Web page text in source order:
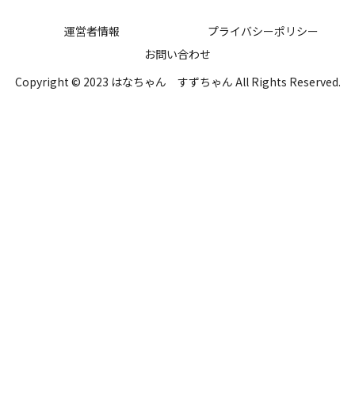
運営者情報
プライバシーポリシー
お問い合わせ
Copyright © 2023 はなちゃん すずちゃん All Rights Reserved.